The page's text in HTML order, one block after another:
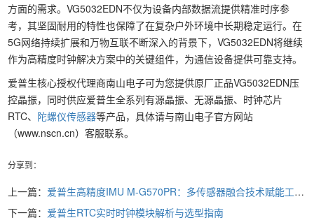
方面的需求。VG5032EDN不仅为设备内部数据流提供精准时序参
考，其坚固耐用的特性也保障了在复杂户外环境中长期稳定运行。在
5G网络持续扩展和万物互联不断深入的背景下，VG5032EDN将继续
作为高精度时钟解决方案中的关键组件，为通信设备提供可靠支持。
爱普生核心授权代理商南山电子可为您提供原厂正品VG5032EDN压
控晶振，同时供应爱普生全系列有源晶振、无源晶振、时钟芯片
RTC、 陀螺仪传感器等产品，具体请与南山电子官方网站
（www.nscn.cn）客服联系。
分享到：
上一篇： 爱普生高精度IMU M-G570PR：多传感器融合技术赋能工业级精准定位
下一篇： 爱普生RTC实时时钟模块解析与选型指南